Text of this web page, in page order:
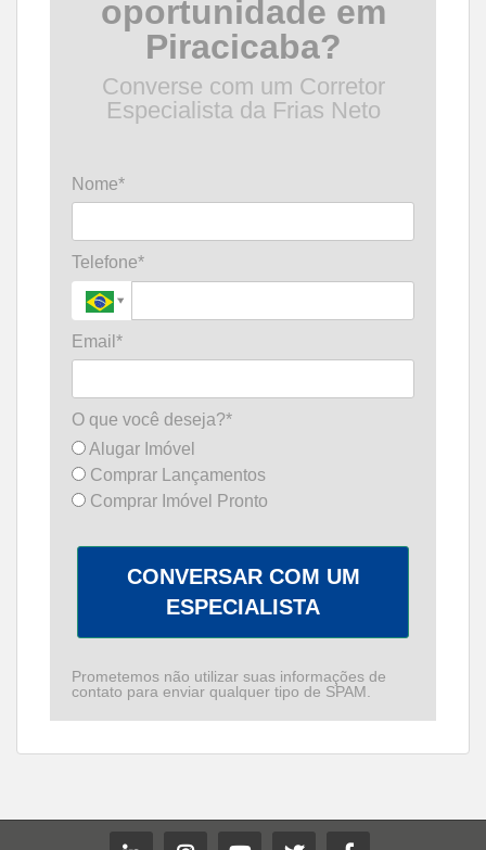
oportunidade em
Piracicaba?
Converse com um Corretor
Especialista da Frias Neto
Nome*
Telefone*
Email*
O que você deseja?*
Alugar Imóvel
Comprar Lançamentos
Comprar Imóvel Pronto
CONVERSAR COM UM
ESPECIALISTA
Prometemos não utilizar suas informações de
contato para enviar qualquer tipo de SPAM.